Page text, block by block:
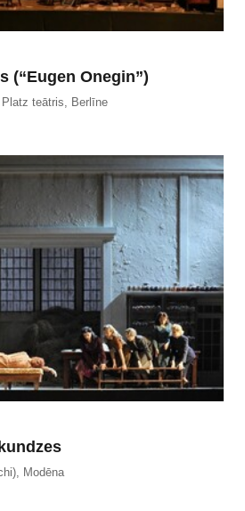
(“Eugen Onegin”)
teātris, Berlīne
Modēna